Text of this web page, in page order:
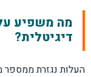
מה משפיע
דיגיטלית?
העלות נגזרת ממספר